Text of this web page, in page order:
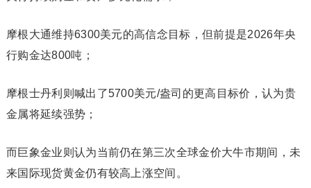
摩根大通维持6300美元的高信念目标，但前提是2026年央
行购金达800吨；
摩根士丹利则喊出了5700美元/盎司的更高目标价，认为贵
金属将延续强势；
而巨象金业则认为当前仍在第三次全球金价大牛市期间，未
来国际现货黄金仍有较高上涨空间。